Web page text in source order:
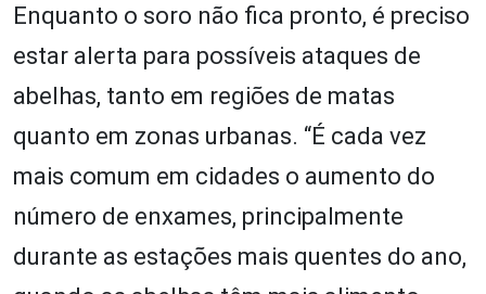
Enquanto o soro não fica pronto, é preciso
estar alerta para possíveis ataques de
abelhas, tanto em regiões de matas
quanto em zonas urbanas. “É cada vez
mais comum em cidades o aumento do
número de enxames, principalmente
durante as estações mais quentes do ano,